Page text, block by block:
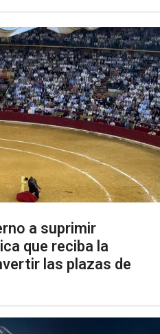
a suprimir
que reciba la
las plazas de